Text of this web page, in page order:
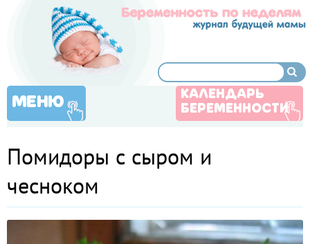
МЕНЮ
КАЛЕНДАРЬ
БЕРЕМЕННОСТИ
Помидоры с сыром и
чесноком